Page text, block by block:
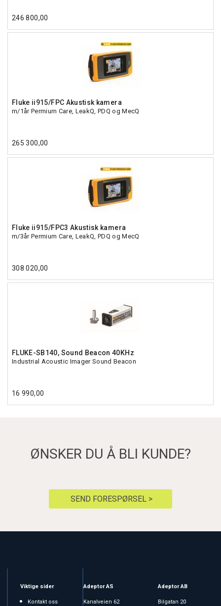
246 800,00
Fluke ii915/FPC Akustisk kamera
m/1år Permium Care, LeakQ, PDQ og MecQ
265 300,00
Fluke ii915/FPC3 Akustisk kamera
m/3år Permium Care, LeakQ, PDQ og MecQ
308 020,00
FLUKE-SB140, Sound Beacon 40KHz
Industrial Acoustic Imager Sound Beacon
16 990,00
ØNSKER DU Å BLI KUNDE?
SEND FORESPØRSEL >
Viktige sider
Kontakt oss
Adeptor AS
Kanalveien 62
Adeptor AB
Bilgatan 20